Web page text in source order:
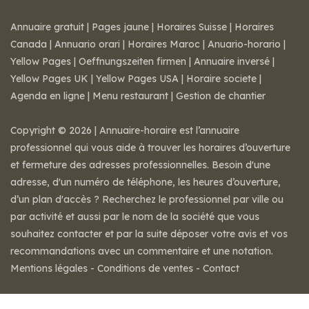
Annuaire gratuit | Pages jaune | Horaires Suisse | Horaires
Canada | Annuario orari | Horaires Maroc | Anuario-horario |
Yellow Pages | Oeffnungszeiten firmen | Annuaire inversé |
Yellow Pages UK | Yellow Pages USA | Horaire societe |
Agenda en ligne | Menu restaurant | Gestion de chantier
Copyright © 2026 | Annuaire-horaire est l’annuaire
professionnel qui vous aide à trouver les horaires d’ouverture
et fermeture des adresses professionnelles. Besoin d'une
adresse, d'un numéro de téléphone, les heures d’ouverture,
d’un plan d'accès ? Recherchez le professionnel par ville ou
par activité et aussi par le nom de la société que vous
souhaitez contacter et par la suite déposer votre avis et vos
recommandations avec un commentaire et une notation.
Mentions légales - Conditions de ventes - Contact